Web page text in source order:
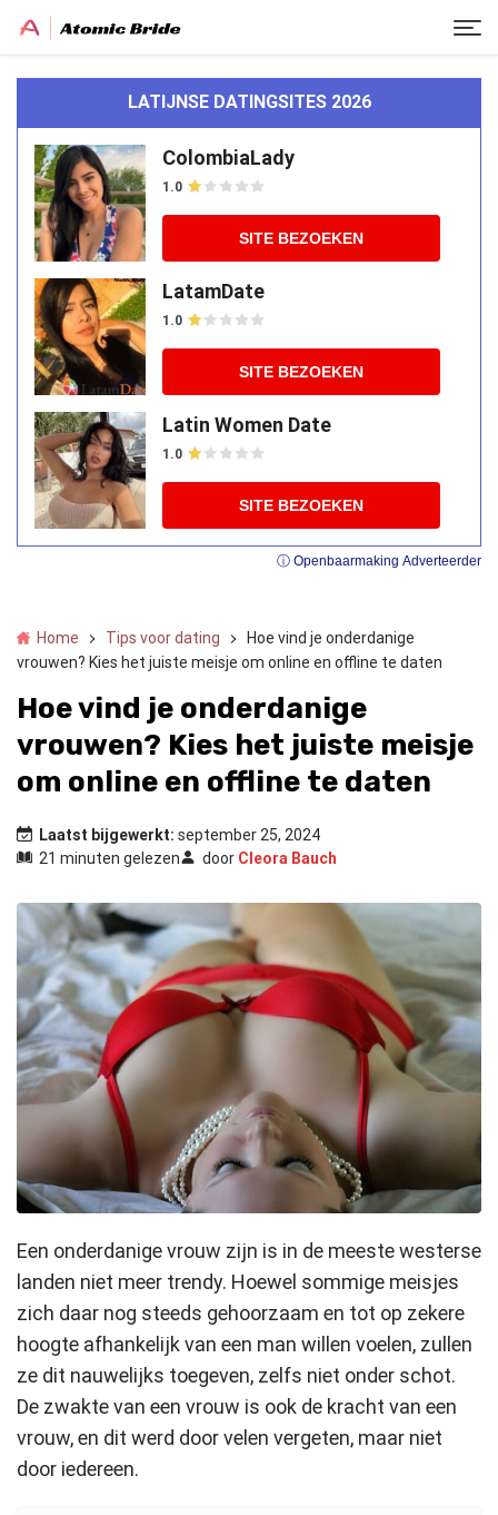
Home Tips voor dating
Hoe vind je onderdanige
vrouwen? Kies het juiste meisje om online en offline te daten
Hoe vind je onderdanige
vrouwen? Kies het juiste meisje
om online en offline te daten
Laatst bijgewerkt: september 25, 2024
21 minuten gelezen
door Cleora Bauch
Een onderdanige vrouw zijn is in de meeste westerse
landen niet meer trendy. Hoewel sommige meisjes
zich daar nog steeds gehoorzaam en tot op zekere
hoogte afhankelijk van een man willen voelen, zullen
ze dit nauwelijks toegeven, zelfs niet onder schot.
De zwakte van een vrouw is ook de kracht van een
vrouw, en dit werd door velen vergeten, maar niet
door iedereen.
LATIJNSE DATINGSITES 2026
ColombiaLady
1.0
SITE BEZOEKEN
LatamDate
1.0
SITE BEZOEKEN
Latin Women Date
1.0
SITE BEZOEKEN
ⓘ Openbaarmaking Adverteerder